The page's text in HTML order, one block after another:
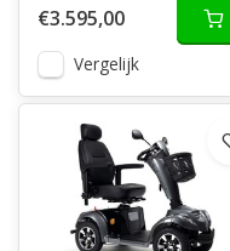
€3.595,00
Vergelijk